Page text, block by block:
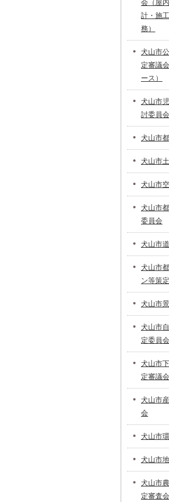
会（屋
計・施
務）
犬山市
定審議
ース）
犬山市
討委員会
犬山市
犬山市
犬山市
犬山市
委員会
犬山市
犬山市
ン等策
犬山市
犬山市
定委員会
犬山市
定審議会
犬山市
会
犬山市
犬山市
犬山市
定審査会